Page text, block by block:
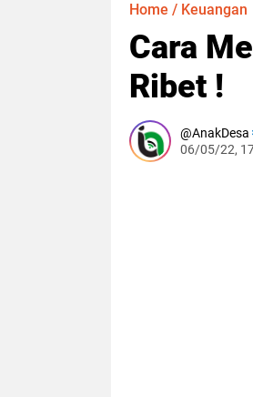
Home / Keuangan
Cara
Ribet !
AnakDesa
06/05/22,